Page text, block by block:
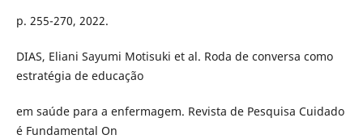
p. 255-270, 2022.
DIAS, Eliani Sayumi Motisuki et al. Roda de conversa como
estratégia de educação
em saúde para a enfermagem. Revista de Pesquisa Cuidado
é Fundamental On